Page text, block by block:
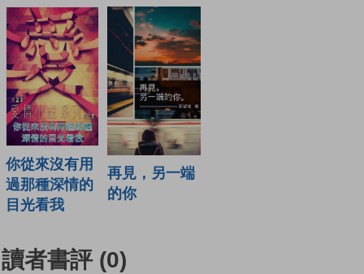
你從來沒有用
過那種深情的
目光看我
再見，另一端
的你
讀者書評 (0)